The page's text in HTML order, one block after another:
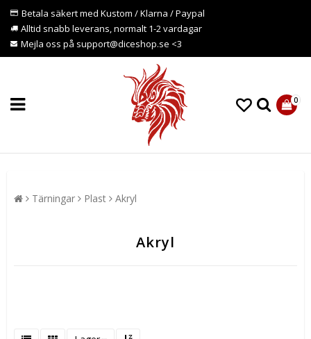
Betala säkert med Kustom / Klarna / Paypal
Alltid snabb leverans, normalt 1-2 vardagar
Mejla oss på support@diceshop.se <3
0
Tärningar Plast Akryl
Akryl